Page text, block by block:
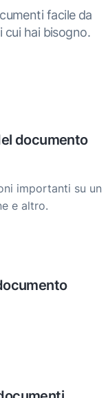
facile da
cui hai bisogno.
documento
importanti su un
e altro.